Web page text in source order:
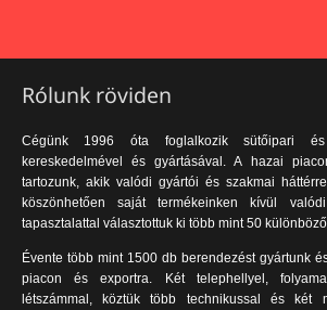
Rólunk röviden
Cégünk 1996 óta foglalkozik sütőipari és
kereskedelmével és gyártásával. A hazai
tartozunk, akik valódi gyártói és szakmai
köszönhetően saját termékeinken kívül
tapasztalattal választottuk ki több mint 50
Évente több mint 1500 db berendezést gyártunk
piacon és exportra. Két telephellyel,
létszámmal, köztük több technikussal és két